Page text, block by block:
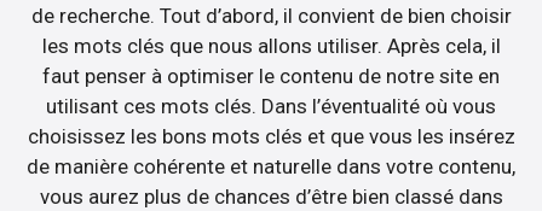
de recherche. Tout d’abord, il convient de bien choisir
les mots clés que nous allons utiliser. Après cela, il
faut penser à optimiser le contenu de notre site en
utilisant ces mots clés. Dans l’éventualité où vous
choisissez les bons mots clés et que vous les insérez
de manière cohérente et naturelle dans votre contenu,
vous aurez plus de chances d’être bien classé dans